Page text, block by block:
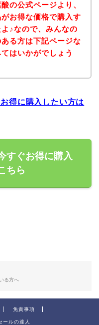
の公式ページより、
お得な価格で購入す
♪なので、みんなの
る方は下記ページな
はいかがでしょう
得に購入したい方は
すぐお得に購入
ちら
る方へ
免責事項
ルの達人